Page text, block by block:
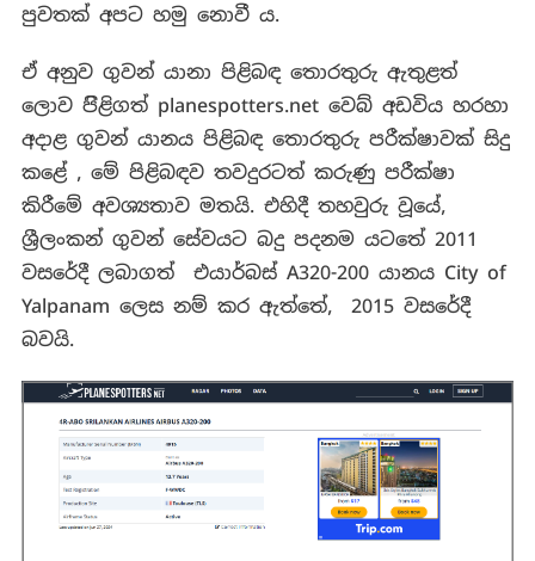
පුවතක් අපට හමු නොවී ය.
ඒ අනුව ගුවන් යානා පිළිබඳ තොරතුරු ඇතුළත්
ලොව පිිළිගත් planespotters.net වෙබ් අඩවිය හරහා
අදාළ ගුවන් යානය පිළිබඳ තොරතුරු පරීක්ෂාවක් සිදු
කළේ , මේ පිළිබඳව තවදුරටත් කරුණු පරීක්ෂා
කිරීමේ අවශ්‍යතාව මතයි. එහිදී තහවුරු වූයේ,
ශ්‍රීලංකන් ගුවන් සේවයට බදු පදනම යටතේ 2011
වසරේදී ලබාගත් එයාර්බස් A320-200 යානය City of
Yalpanam ලෙස නම් කර ඇත්තේ, 2015 වසරේදී
බවයි.